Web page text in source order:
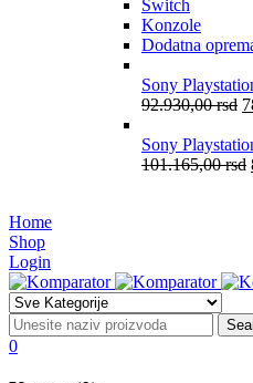
Switch
Konzole
Dodatna
Sony
92.930,00rsd
Sony
101.165,00rsd
Home
Shop
Login
0